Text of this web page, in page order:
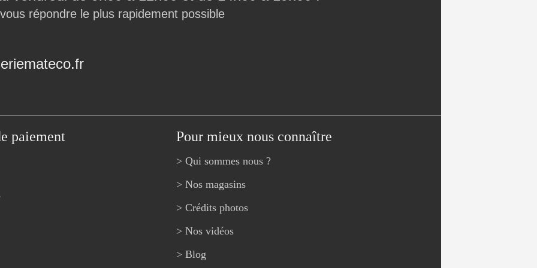
répondre le plus rapidement possible
paiement Pour mieux nous connaître
> Qui sommes nous ?
> Nos magasins
> Crédits photos
> Nos vidéos
> Blog